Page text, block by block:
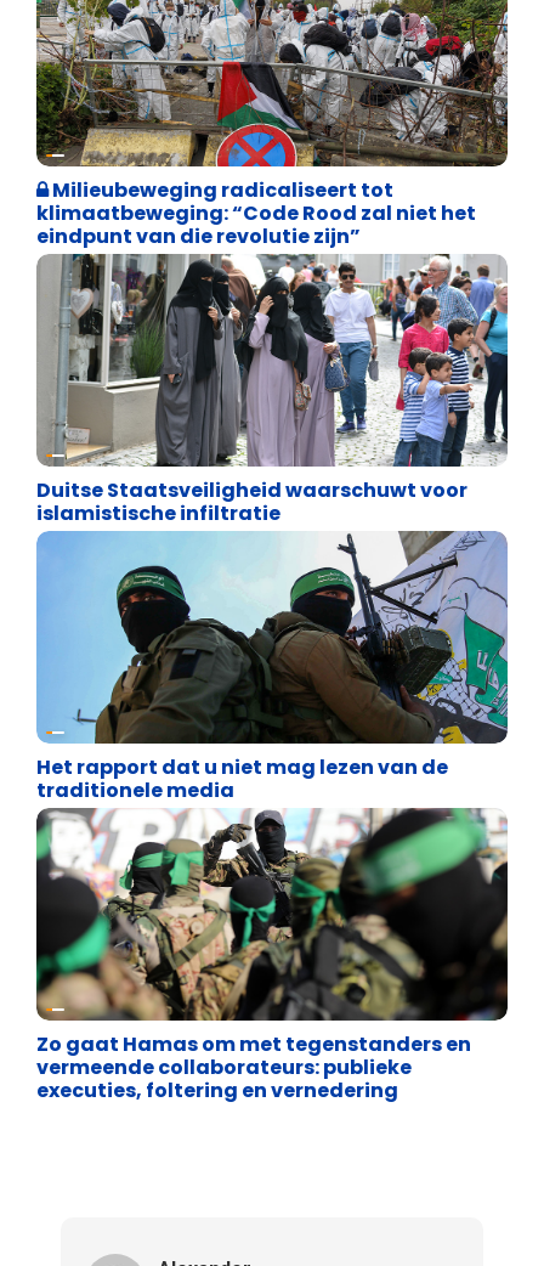
Terrorisme en extremisme
Milieubeweging radicaliseert tot
klimaatbeweging: “Code Rood zal niet het
eindpunt van die revolutie zijn”
Terrorisme en extremisme
Duitse Staatsveiligheid waarschuwt voor
islamistische infiltratie
Terrorisme en extremisme
Het rapport dat u niet mag lezen van de
traditionele media
Terrorisme en extremisme
Zo gaat Hamas om met tegenstanders en
vermeende collaborateurs: publieke
executies, foltering en vernedering